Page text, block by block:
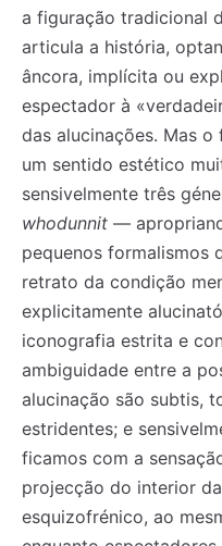
a figuração tradicional
articula a história,
âncora, implícita ou
espectador à
das alucinações. Mas
um sentido estético
sensivelmente três
whodunnit —
pequenos formalismos
retrato da condição
explicitamente
iconografia estrita e
ambiguidade entre a
alucinação são subtis,
estridentes; e
ficamos com a
projecção do interior
esquizofrénico, ao